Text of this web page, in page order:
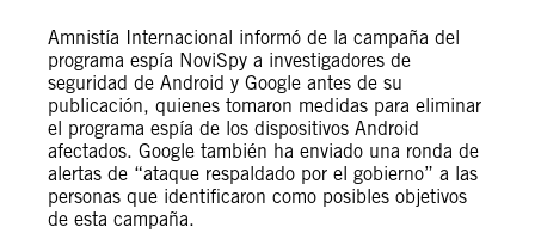
Amnistía Internacional informó de la campaña del
programa espía NoviSpy a investigadores de
seguridad de Android y Google antes de su
publicación, quienes tomaron medidas para eliminar
el programa espía de los dispositivos Android
afectados. Google también ha enviado una ronda de
alertas de “ataque respaldado por el gobierno” a las
personas que identificaron como posibles objetivos
de esta campaña.